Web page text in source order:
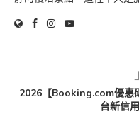
2026【Booking.com優惠
台新信